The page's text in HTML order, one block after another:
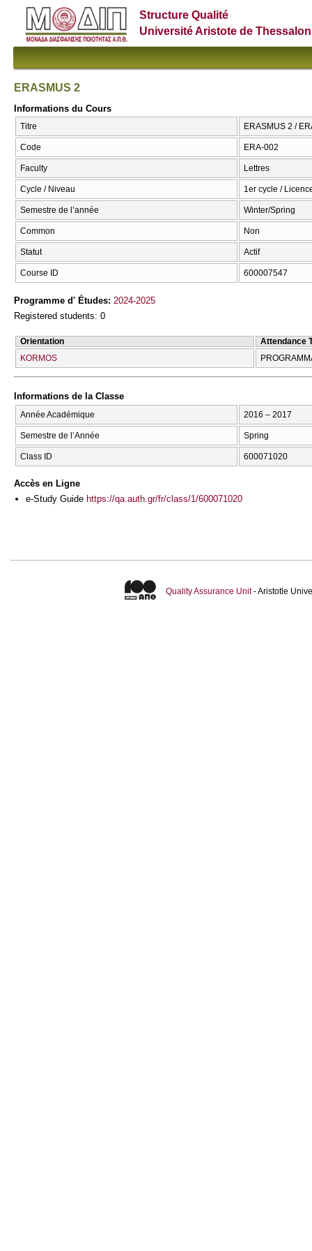
Structure Qualité
Université Aristote de
ERASMUS 2
Informations du Cours
Titre ERASMUS 2 /
Code ERA-002
Faculty Lettres
Cycle / Niveau 1er cycle /
Semestre de l’année Winter/Spring
Common Non
Statut Actif
Course ID 600007547
Programme d' Études: 2024-2025
Registered students: 0
Orientation
Attendance
KORMOS
Informations de la Classe
Année Académique 2016 – 2017
Semestre de l’Année Spring
Class ID 600071020
Accès en Ligne
e-Study Guide https://qa.auth.gr/fr/class/1/600071020
Quality Assurance Unit- Aristotle